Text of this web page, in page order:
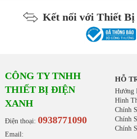
Kết nối với Thiết
CÔNG TY TNHH
THIẾT BỊ ĐIỆN
XANH
Điện thoại: 0938771090
Email:
HỖ
Hướng
Hình
Chính
Chính
Chính